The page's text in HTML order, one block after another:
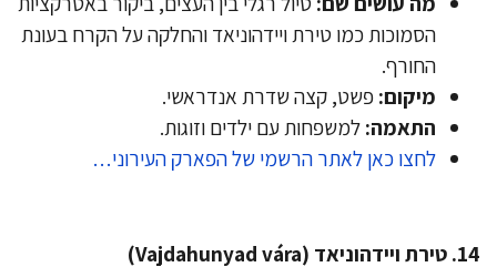
הסמוכות כמו טירת ויידהוניאד והחלקה על הקרח בעונת
החורף.
מיקום:פשט, קצה שדרת אנדראשי.
התאמה:למשפחות עם ילדים וזוגות.
לחצו כאן לאתר הרשמי של הפארק העירוני…